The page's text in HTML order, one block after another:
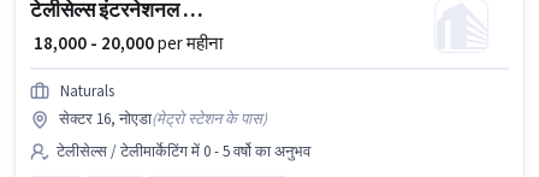
टेलीसेल्स इंटरनेशनल कॉल सेंटर
₹ 18,000 - 20,000per महीना
Naturals
सेक्टर 16, नोएडा(मेट्रो स्टेशन के पास)
टेलीसेल्स / टेलीमार्केटिंग में 0 - 5 वर्षो का अनुभव